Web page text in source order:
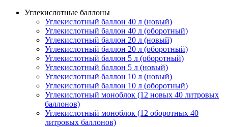
Углекислотные баллоны
Углекислотный баллон 40 л (новый)
Углекислотный баллон 40 л (оборотный)
Углекислотный баллон 20 л (новый)
Углекислотный баллон 20 л (оборотный)
Углекислотный баллон 5 л (оборотный)
Углекислотный баллон 5 л (новый)
Углекислотный баллон 10 л (новый)
Углекислотный баллон 10 л (оборотный)
Углекислотный моноблок (12 новых 40 литровых
баллонов)
Углекислотный моноблок (12 оборотных 40
литровых баллонов)